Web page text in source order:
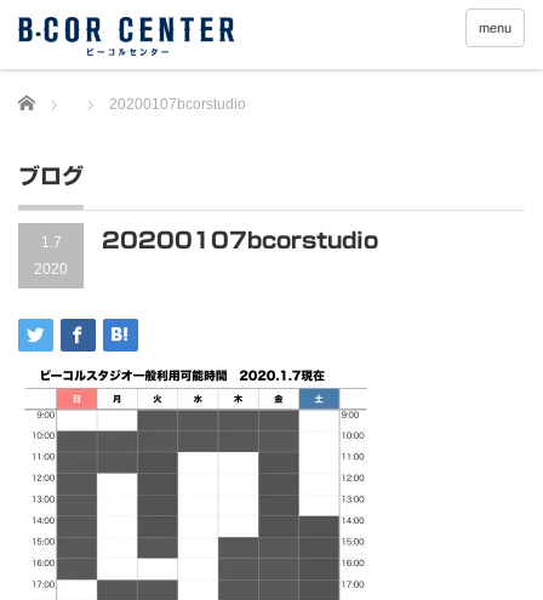
menu
Home 20200107bcorstudio
ブログ
1.7
2020
20200107bcorstudio